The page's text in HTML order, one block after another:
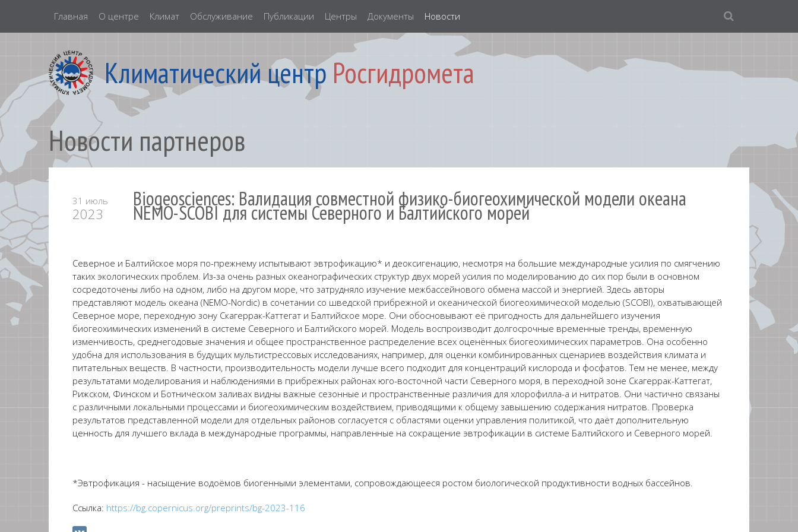
Главная О центре Климат Обслуживание Публикации Центры Документы Новости
Климатический центр Росгидромета
Новости партнеров
31 июль
2023
Biogeosciences: Валидация совместной физико-биогеохимической модели океана
NEMO-SCOBI для системы Северного и Балтийского морей
Северное и Балтийское моря по-прежнему испытывают эвтрофикацию* и деоксигенацию, несмотря на большие международные усилия по смягчению
таких экологических проблем. Из-за очень разных океанографических структур двух морей усилия по моделированию до сих пор были в основном
сосредоточены либо на одном, либо на другом море, что затрудняло изучение межбассейнового обмена массой и энергией. Здесь авторы
представляют модель океана (NEMO-Nordic) в сочетании со шведской прибрежной и океанической биогеохимической моделью (SCOBI), охватывающей
Северное море, переходную зону Скагеррак-Каттегат и Балтийское море. Они обосновывают её пригодность для дальнейшего изучения
биогеохимических изменений в системе Северного и Балтийского морей. Модель воспроизводит долгосрочные временные тренды, временную
изменчивость, среднегодовые значения и общее пространственное распределение всех оценённых биогеохимических параметров. Она особенно
удобна для использования в будущих мультистрессовых исследованиях, например, для оценки комбинированных сценариев воздействия климата и
питательных веществ. В частности, производительность модели лучше всего подходит для концентраций кислорода и фосфатов. Тем не менее, между
результатами моделирования и наблюдениями в прибрежных районах юго-восточной части Северного моря, в переходной зоне Скагеррак-Каттегат,
Рижском, Финском и Ботническом заливах видны важные сезонные и пространственные различия для хлорофилла-а и нитратов. Они частично связаны
с различными локальными процессами и биогеохимическим воздействием, приводящими к общему завышению содержания нитратов. Проверка
результатов представленной модели для отдельных районов согласуется с областями оценки управления политикой, что даёт дополнительную
ценность для лучшего вклада в международные программы, направленные на сокращение эвтрофикации в системе Балтийского и Северного морей.
*Эвтрофикация - насыщение водоёмов биогенными элементами, сопровождающееся ростом биологической продуктивности водных бассейнов.
Ссылка: https://bg.copernicus.org/preprints/bg-2023-116